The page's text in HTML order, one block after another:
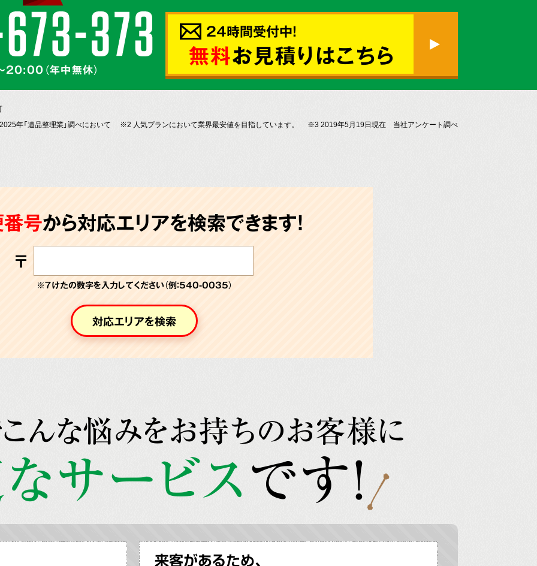
（年中無休）
24時間受付中!
無料お見積りはこちら
年「遺品整理業」調べにおいて
※2 人気プランにおいて業界最安値を目指しています。 ※3 2019年5月19日現在 当社アンケート調べ
号から対応エリアを検索できます!
〒
※７けたの数字を入力してください（例：540-0035）
対応エリアを検索
んな悩みをお持ちのお客様に
サービスです!
来客があるため、